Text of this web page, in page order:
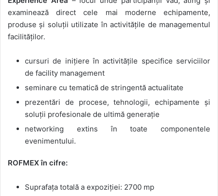
examinează direct cele mai moderne echipamente,
produse și soluții utilizate în activitățile de managementul
facilităților.
cursuri de inițiere în activitățile specifice serviciilor
de facility management
seminare cu tematică de stringentă actualitate
prezentări de procese, tehnologii, echipamente și
soluții profesionale de ultimă generație
networking extins în toate componentele
evenimentului.
ROFMEX în cifre:
Suprafața totală a expoziției: 2700 mp